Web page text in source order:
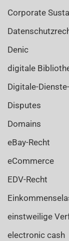
Corporate
Denic
digitale
Digitale-
Disputes
Domains
eBay-Recht
eCommerce
EDV-Recht
einstweilige
electronic cash